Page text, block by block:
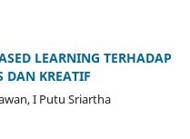
LEARNING TERHADAP
DAN KREATIF
I Putu Sriartha